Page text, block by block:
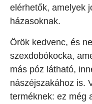
elérhetők, amelyek
házasoknak.
Örök kedvenc, és
szexdobókocka,
más póz látható,
nászéjszakához is.
terméknek: ez még